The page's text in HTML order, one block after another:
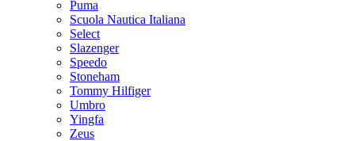
Puma
Scuola Nautica Italiana
Select
Slazenger
Speedo
Stoneham
Tommy Hilfiger
Umbro
Yingfa
Zeus